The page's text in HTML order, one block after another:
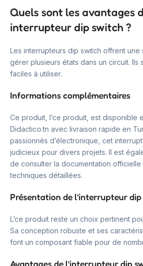
Quels sont les avantages
interrupteur dip switch ?
Les interrupteurs dip switch offrent une
gérer plusieurs états dans un circuit. Ils
faciles à utiliser.
Informations complémentaires
Ce produit, l’ce produit, est disponible
Didactico.tn avec livraison rapide en
passionnés d’électronique, cet
judicieux pour divers projets. Il est
de consulter la documentation
techniques détaillées.
Présentation de l’interrupteur
L’ce produit reste un choix pertinent
Sa conception robuste et ses
font un composant fiable pour de